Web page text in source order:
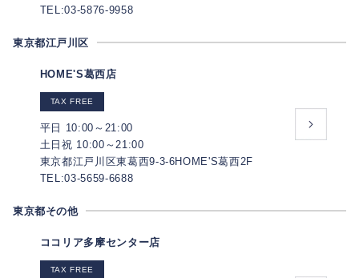
TEL:03-5876-9958
東京都江戸川区
HOME'S葛西店
TAX FREE
平日 10:00～21:00
土日祝 10:00～21:00
東京都江戸川区東葛西9-3-6HOME'S葛西2F
TEL:03-5659-6688
東京都その他
ココリア多摩センター店
TAX FREE